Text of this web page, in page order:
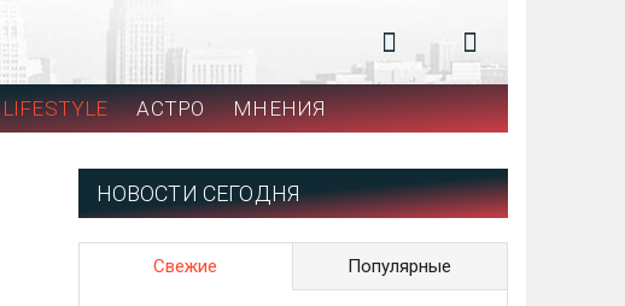
LIFESTYLE АСТРО МНЕНИЯ
НОВОСТИ СЕГОДНЯ
Свежие Популярные